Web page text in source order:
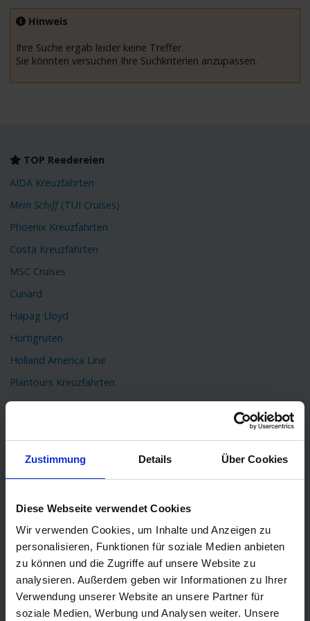
Zustimmung Details Über Cookies
Diese Webseite verwendet Cookies
Wir verwenden Cookies, um Inhalte und Anzeigen zu
personalisieren, Funktionen für soziale Medien anbieten
zu können und die Zugriffe auf unsere Website zu
analysieren. Außerdem geben wir Informationen zu Ihrer
Verwendung unserer Website an unsere Partner für
soziale Medien, Werbung und Analysen weiter. Unsere
Hinweis
Ihre Suche ergab leider keine Treffer.
Sie könnten versuchen Ihre Suchkriterien anzupassen.
TOP Reedereien
AIDA Kreuzfahrten
Mein Schiff(TUI Cruises)
Phoenix Kreuzfahrten
Costa Kreuzfahrten
MSC Cruises
Cunard
Hapag Lloyd
Hurtigruten
Holland America Line
Plantours Kreuzfahrten
Orient Kreuzfahrt
Kreuzfahrt Mittelmeer
Kreuzfahrt Nordkap
Kreuzfahrt Asien
Kreuzfahrt Island
Kreuzfahrt Südamerika